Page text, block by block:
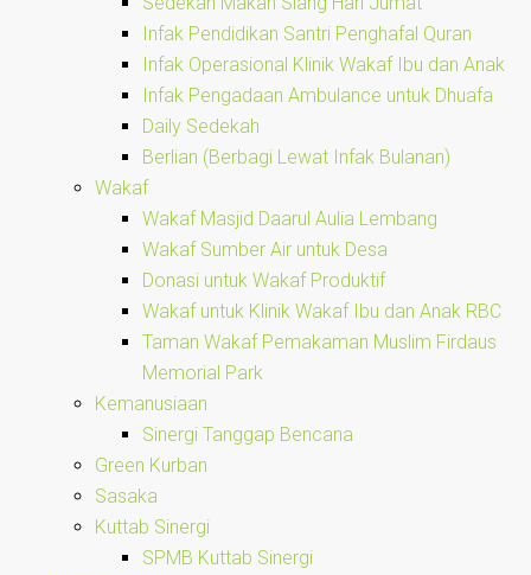
Infak Pendidikan Santri Penghafal Quran
Infak Operasional Klinik Wakaf Ibu dan Anak
Infak Pengadaan Ambulance untuk Dhuafa
Daily Sedekah
Berlian (Berbagi Lewat Infak Bulanan)
Wakaf
Wakaf Masjid Daarul Aulia Lembang
Wakaf Sumber Air untuk Desa
Donasi untuk Wakaf Produktif
Wakaf untuk Klinik Wakaf Ibu dan Anak RBC
Taman Wakaf Pemakaman Muslim Firdaus
Memorial Park
Kemanusiaan
Sinergi Tanggap Bencana
Green Kurban
Sasaka
Kuttab Sinergi
SPMB Kuttab Sinergi